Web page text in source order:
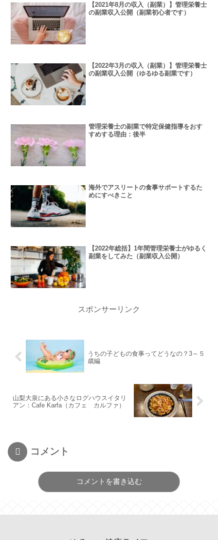
【2021年8月の収入（副業）】管理栄養士
の副業収入公開（副業初心者です）
【2022年3月の収入（副業）】管理栄養士
の副業収入公開（ゆるゆる副業です）
管理栄養士の副業で特定保健指導をおす
すめする理由：後半
海外でアスリートの食事サポートするた
めにすべきこと
【2022年総括】1年間管理栄養士がゆるく
副業をしてみた（副業収入公開）
スポンサーリンク
うちの子どもの食事ってどうなの？3～５
歳編
山梨大泉にある小さなログハウスイタリ
アン：Cafe Karfa（カフェ カルファ）
コメント
コメントを書き込む